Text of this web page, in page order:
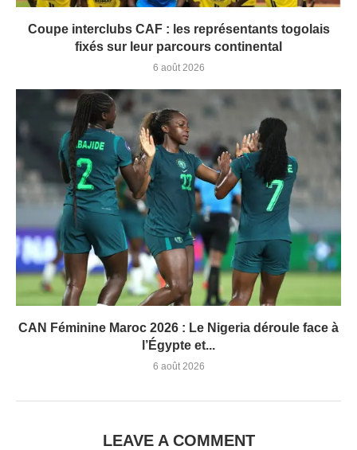
Coupe interclubs CAF : les représentants togolais
fixés sur leur parcours continental
6 août 2026
CAN Féminine Maroc 2026 : Le Nigeria déroule face à
l’Égypte et...
6 août 2026
LEAVE A COMMENT